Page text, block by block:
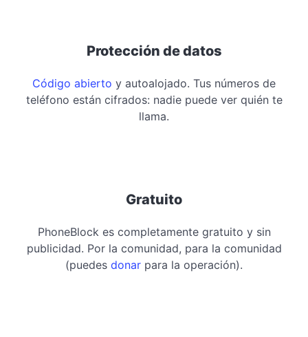
Protección de datos
Código abierto y autoalojado. Tus números de
teléfono están cifrados: nadie puede ver quién te
llama.
Gratuito
PhoneBlock es completamente gratuito y sin
publicidad. Por la comunidad, para la comunidad
(puedes donar para la operación).